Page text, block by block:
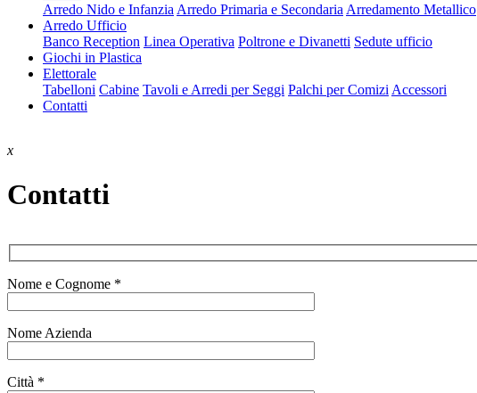
Arredo Nido e Infanzia Arredo Primaria e Secondaria Arredamento Metallico
Arredo Ufficio
Banco Reception Linea Operativa Poltrone e Divanetti Sedute ufficio
Giochi in Plastica
Elettorale
Tabelloni Cabine Tavoli e Arredi per Seggi Palchi per Comizi Accessori
Contatti
x
Contatti
Nome e Cognome *
Nome Azienda
Città *